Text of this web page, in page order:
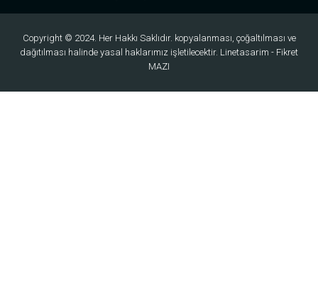
Copyright © 2024. Her Hakkı Saklıdır. kopyalanması, çoğaltılması ve
dağıtılması halinde yasal haklarımız işletilecektir. Linetasarim - Fikret
MAZI